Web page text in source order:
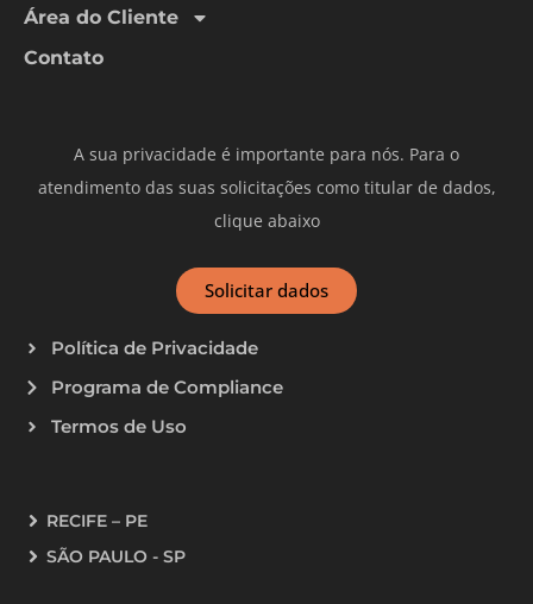
Área do Cliente
Contato
A sua privacidade é importante para nós. Para o
atendimento das suas solicitações como titular de dados,
clique abaixo
Solicitar dados
Política de Privacidade
Programa de Compliance
Termos de Uso
RECIFE – PE
SÃO PAULO - SP